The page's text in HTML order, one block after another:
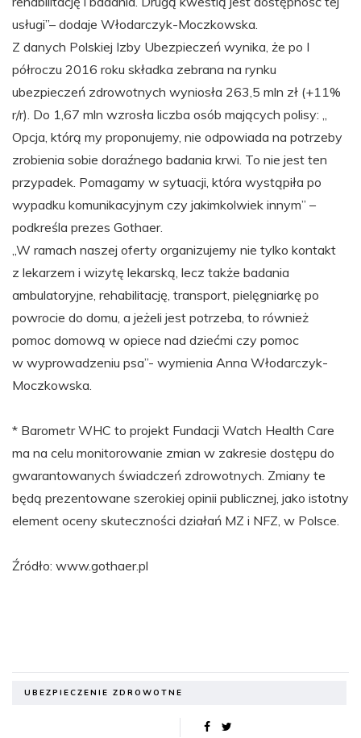
usługi”– dodaje Włodarczyk-Moczkowska.
Z danych Polskiej Izby Ubezpieczeń wynika, że po I
półroczu 2016 roku składka zebrana na rynku
ubezpieczeń zdrowotnych wyniosła 263,5 mln zł (+11%
r/r). Do 1,67 mln wzrosła liczba osób mających polisy: „
Opcja, którą my proponujemy, nie odpowiada na potrzeby
zrobienia sobie doraźnego badania krwi. To nie jest ten
przypadek. Pomagamy w sytuacji, która wystąpiła po
wypadku komunikacyjnym czy jakimkolwiek innym” –
podkreśla prezes Gothaer.
„W ramach naszej oferty organizujemy nie tylko kontakt
z lekarzem i wizytę lekarską, lecz także badania
ambulatoryjne, rehabilitację, transport, pielęgniarkę po
powrocie do domu, a jeżeli jest potrzeba, to również
pomoc domową w opiece nad dziećmi czy pomoc
w wyprowadzeniu psa”- wymienia Anna Włodarczyk-
Moczkowska.
* Barometr WHC to projekt Fundacji Watch Health Care
ma na celu monitorowanie zmian w zakresie dostępu do
gwarantowanych świadczeń zdrowotnych. Zmiany te
będą prezentowane szerokiej opinii publicznej, jako istotny
element oceny skuteczności działań MZ i NFZ, w Polsce.
Źródło: www.gothaer.pl
UBEZPIECZENIE ZDROWOTNE